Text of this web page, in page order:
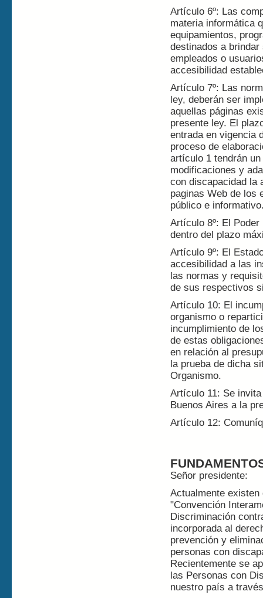
Artículo 6º: Las
materia informática
equipamientos,
destinados a
empleados o
accesibilidad
Artículo 7º: Las
ley, deberán ser
aquellas páginas
presente ley. El
entrada en vigencia
proceso de
artículo 1 tendrán
modificaciones y
con discapacidad la
paginas Web de los
público e
Artículo 8º: El
dentro del plazo
Artículo 9º: El
accesibilidad a las
las normas y
de sus respectivos
Artículo 10: El
organismo o
incumplimiento de
de estas
en relación al
la prueba de dicha
Organismo.
Artículo 11: Se
Buenos Aires a la
Artículo 12:
Señor presidente:
Actualmente
"Convención
Discriminación
incorporada al
prevención y
personas con
Recientemente se
las Personas con
nuestro país a